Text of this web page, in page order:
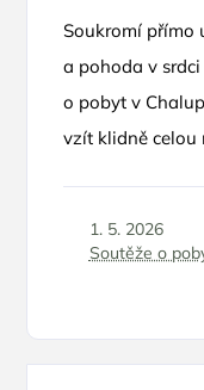
Soukromí přímo
a pohoda v
o pobyt v
vzít klidně celou
listopad
1. 5. 2026
Soutěže o